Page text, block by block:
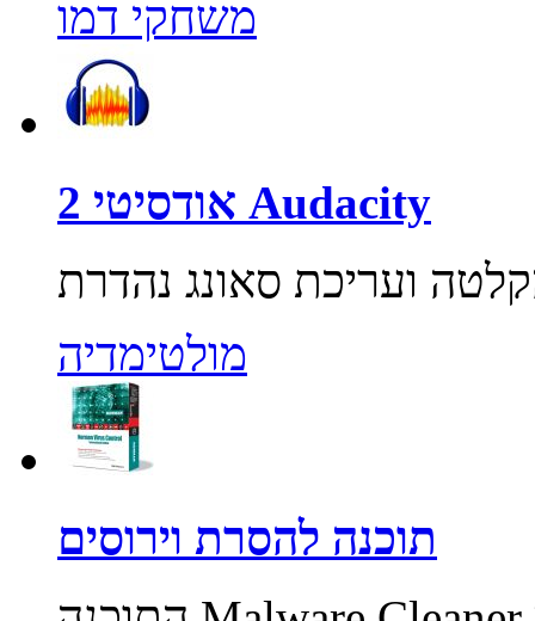
משחקי דמו
אודסיטי 2 Audacity
מולטימדיה
תוכנה להסרת וירוסים